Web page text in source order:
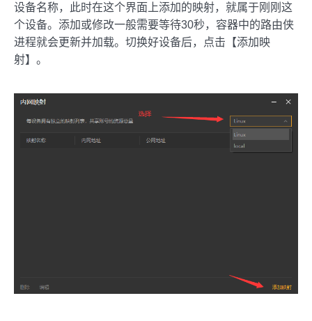
设备名称，此时在这个界面上添加的映射，就属于刚刚这
个设备。添加或修改一般需要等待30秒，容器中的路由侠
进程就会更新并加载。切换好设备后，点击【添加映
射】。